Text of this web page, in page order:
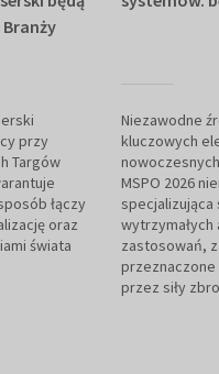
przy
Targów
łączy
oraz
świata
Niezawodne
kluczowych
MSPO 2026
specjalizująca
wytrzymałych
zastosowań,
przez siły